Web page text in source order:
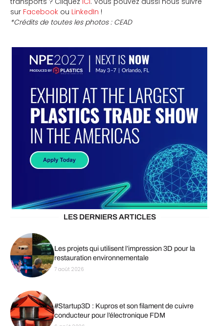
sur Facebookou LinkedIn !
*Crédits de toutes les photos : CEAD
LES DERNIERS ARTICLES
Les projets qui utilisent l’impression 3D pour la
restauration environnementale
7 août 2026
#Startup3D : Kupros et son filament de cuivre
conducteur pour l’électronique FDM